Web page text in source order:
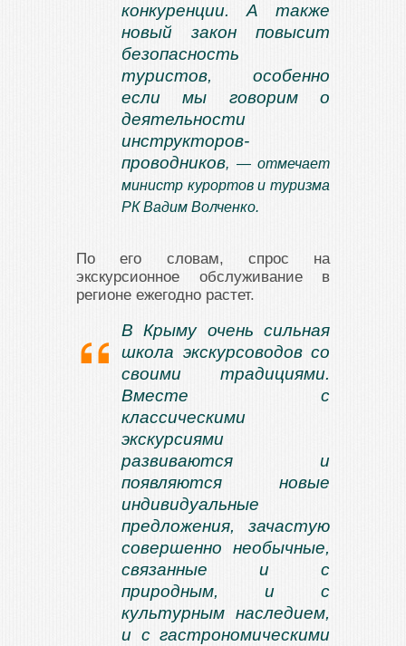
конкуренции. А также
новый закон повысит
безопасность
туристов, особенно
если мы говорим о
деятельности
инструкторов-
проводников, — отмечает
министр курортов и туризма
РК Вадим Волченко.
По его словам, спрос на
экскурсионное обслуживание в
регионе ежегодно растет.
В Крыму очень сильная
школа экскурсоводов со
своими традициями.
Вместе с
классическими
экскурсиями
развиваются и
появляются новые
индивидуальные
предложения, зачастую
совершенно необычные,
связанные и с
природным, и с
культурным наследием,
и с гастрономическими